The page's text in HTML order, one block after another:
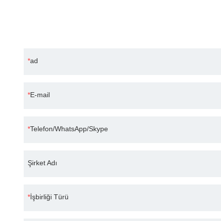
ad
E-mail
Telefon/WhatsApp/Skype
Şirket Adı
İşbirliği Türü